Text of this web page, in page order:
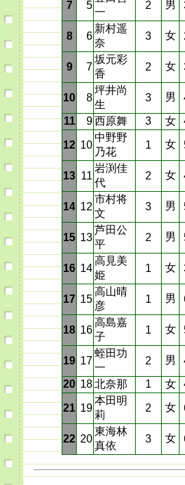
7 5
一
2 男
8 6
新村遥
奈
3 女
9 7
坂元彩
香
2 女
10 8
坪井尚
生
3 男
11
9西原舞 3 女
12 10
中野野
乃花
1 女
13 11
岩渕佳
代
2 女
14 12
市村将
文
3 男
15 13
芦田公
平
2 男
16 14
高見美
姫
1 女
17 15
高山晴
彦
1 男
18 16
高島嘉
子
1 女
19 17
蛭田功
一
2 男
20 18北奈那 1 女
21 19
本田明
莉
2 女
22 20
東海林
真依
3 女